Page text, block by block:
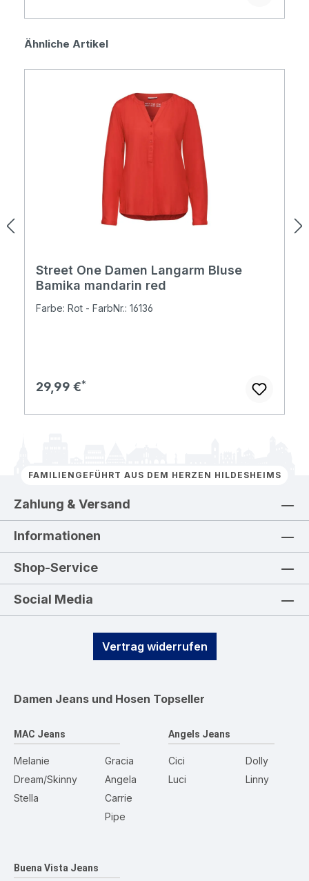
Produktgalerie überspringen
Ähnliche Artikel
Street One Damen Langarm Bluse
Bamika mandarin red
Farbe: Rot - FarbNr.: 16136
Regulärer Preis:
29,99 €
FAMILIENGEFÜHRT AUS DEM HERZEN HILDESHEIMS
Zahlung & Versand
Informationen
Shop-Service
Social Media
Vertrag widerrufen
Damen Jeans und Hosen Topseller
MAC Jeans
Melanie
Dream/Skinny
Stella
Gracia
Angela
Carrie
Pipe
Angels Jeans
Cici
Luci
Dolly
Linny
Buena Vista Jeans